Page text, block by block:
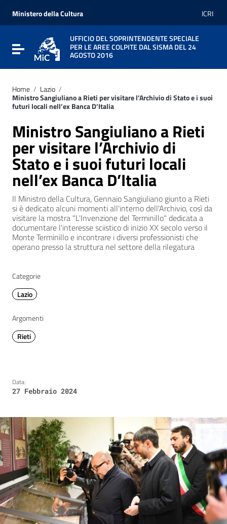
Vai al menu di navigazione
Vai al footer
Ministero della Cultura ICRI
Attiva / disattiva la navigazione
UFFICIO DEL SOPRINTENDENTE SPECIALE
PER LE AREE COLPITE DAL SISMA DEL 24
AGOSTO 2016
Home / Lazio /
Ministro Sangiuliano a Rieti per visitare l’Archivio di Stato e i suoi
futuri locali nell’ex Banca D’Italia
Ministro Sangiuliano a Rieti
per visitare l’Archivio di
Stato e i suoi futuri locali
nell’ex Banca D’Italia
Il Ministro della Cultura, Gennaio Sangiuliano giunto a Rieti
si è dedicato alcuni momenti all'interno dell'Archivio, così da
visitare la mostra "L'Invenzione del Terminillo" dedicata a
documentare l'interesse sciistico di inizio XX secolo verso il
Monte Terminillo e incontrare i diversi professionisti che
operano presso la struttura nel settore della rilegatura
Categorie
Lazio
Argomenti
Rieti
Data:
27 Febbraio 2024